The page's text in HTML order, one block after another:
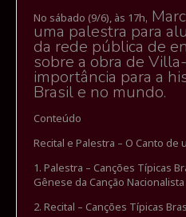
No sábado (9/6), às 17h,
uma palestra para
da rede pública de
sobre a obra de
importância para a
Brasil e no mundo.
Conteúdo
Recital e Palestra – O Canto de
1. Palestra – Canções Típicas
Gênese da Canção
2. Recital – Canções Típicas